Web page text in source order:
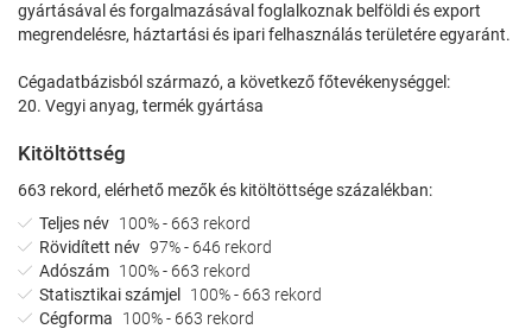
gyártásával és forgalmazásával foglalkoznak belföldi és export
megrendelésre, háztartási és ipari felhasználás területére egyaránt.
Cégadatbázisból származó, a következő főtevékenységgel:
20. Vegyi anyag, termék gyártása
Kitöltöttség
663 rekord, elérhető mezők és kitöltöttsége százalékban:
Teljes név 100% - 663 rekord
Rövidített név 97% - 646 rekord
Adószám 100% - 663 rekord
Statisztikai számjel
100% - 663 rekord
Cégforma
100% - 663 rekord